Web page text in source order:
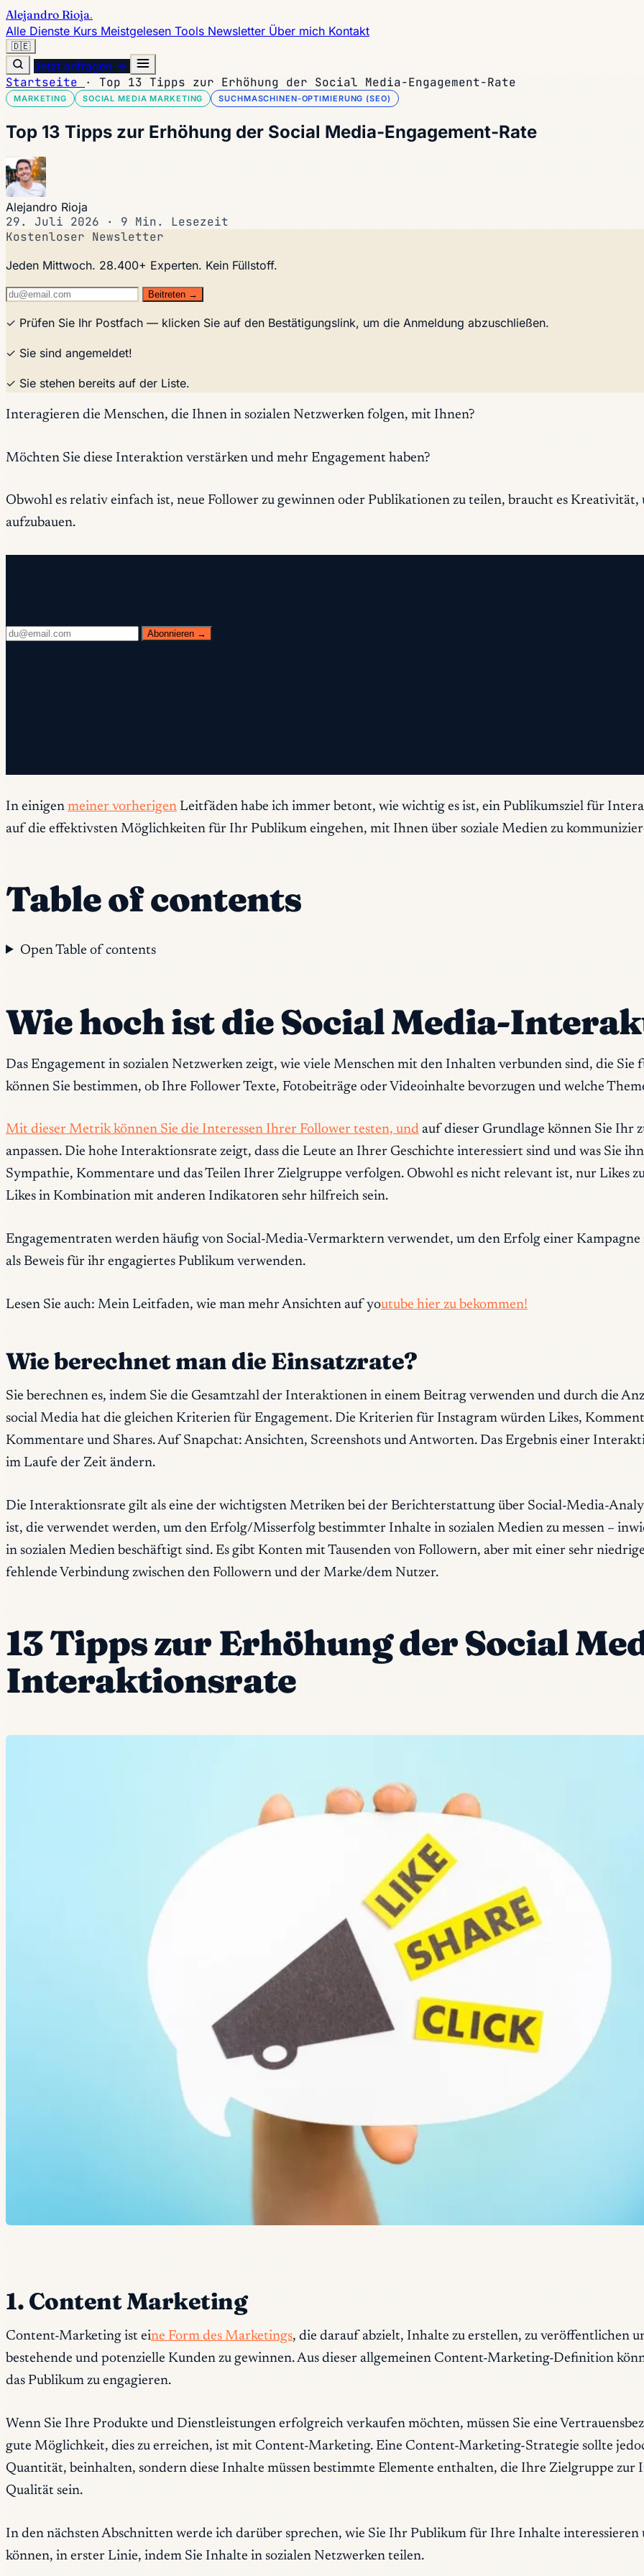
Alejandro Rioja.
Alle Dienste Kurs Meistgelesen Tools Newsletter Über mich Kontakt
🇩🇪
Jetzt anfragen →
Startseite · Top 13 Tipps zur Erhöhung der Social Media-Engagement-Rate
MARKETING SOCIAL MEDIA MARKETING SUCHMASCHINEN-OPTIMIERUNG (SEO)
Top 13 Tipps zur Erhöhung der Social Media-Engagement-Rate
Alejandro Rioja
29. Juli 2026 ·
9 Min. Lesezeit
Kostenloser Newsletter
Jeden Mittwoch. 28.400+ Experten. Kein Füllstoff.
Beitreten →
✓ Prüfen Sie Ihr Postfach — klicken Sie auf den Bestätigungslink, um die Anmeldung abzuschließen.
✓ Sie sind angemeldet!
✓ Sie stehen bereits auf der Liste.
Interagieren die Menschen, die Ihnen in sozialen Netzwerken folgen, mit Ihnen?
Möchten Sie diese Interaktion verstärken und mehr Engagement haben?
Obwohl es relativ einfach ist, neue Follower zu gewinnen oder Publikationen zu teilen, braucht es
aufzubauen.
Abonnieren →
In einigen meiner vorherigen Leitfäden habe ich immer betont, wie wichtig es ist, ein Publikumsziel für
auf die effektivsten Möglichkeiten für Ihr Publikum eingehen, mit Ihnen über soziale Medien zu
Table of contents
Open Table of contents
Wie hoch ist die Social Media-
Das Engagement in sozialen Netzwerken zeigt, wie viele Menschen mit den Inhalten verbunden sind, die
können Sie bestimmen, ob Ihre Follower Texte, Fotobeiträge oder Videoinhalte bevorzugen und welche
Mit dieser Metrik können Sie die Interessen Ihrer Follower testen, und auf dieser Grundlage können Sie Ihr
anpassen. Die hohe Interaktionsrate zeigt, dass die Leute an Ihrer Geschichte interessiert sind und was Sie
Sympathie, Kommentare und das Teilen Ihrer Zielgruppe verfolgen. Obwohl es nicht relevant ist, nur Likes
Likes in Kombination mit anderen Indikatoren sehr hilfreich sein.
Engagementraten werden häufig von Social-Media-Vermarktern verwendet, um den Erfolg einer
als Beweis für ihr engagiertes Publikum verwenden.
Lesen Sie auch: Mein Leitfaden, wie man mehr Ansichten auf youtube hier zu bekommen!
Wie berechnet man die Einsatzrate?
Sie berechnen es, indem Sie die Gesamtzahl der Interaktionen in einem Beitrag verwenden und durch die
social Media hat die gleichen Kriterien für Engagement. Die Kriterien für Instagram würden Likes,
Kommentare und Shares. Auf Snapchat: Ansichten, Screenshots und Antworten. Das Ergebnis einer
im Laufe der Zeit ändern.
Die Interaktionsrate gilt als eine der wichtigsten Metriken bei der Berichterstattung über Social-Media-
ist, die verwendet werden, um den Erfolg/Misserfolg bestimmter Inhalte in sozialen Medien zu messen –
in sozialen Medien beschäftigt sind. Es gibt Konten mit Tausenden von Followern, aber mit einer sehr
fehlende Verbindung zwischen den Followern und der Marke/dem Nutzer.
13 Tipps zur Erhöhung der Social
Interaktionsrate
1. Content Marketing
Content-Marketing ist eine Form des Marketings, die darauf abzielt, Inhalte zu erstellen, zu veröffentlichen
bestehende und potenzielle Kunden zu gewinnen. Aus dieser allgemeinen Content-Marketing-Definition
das Publikum zu engagieren.
Wenn Sie Ihre Produkte und Dienstleistungen erfolgreich verkaufen möchten, müssen Sie eine
gute Möglichkeit, dies zu erreichen, ist mit Content-Marketing. Eine Content-Marketing-Strategie sollte
Quantität, beinhalten, sondern diese Inhalte müssen bestimmte Elemente enthalten, die Ihre Zielgruppe
Qualität sein.
In den nächsten Abschnitten werde ich darüber sprechen, wie Sie Ihr Publikum für Ihre Inhalte
können, in erster Linie, indem Sie Inhalte in sozialen Netzwerken teilen.